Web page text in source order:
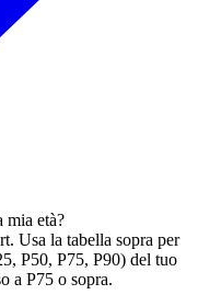
mia età?
Usa la tabella sopra per
P50, P75, P90) del tuo
a P75 o sopra.